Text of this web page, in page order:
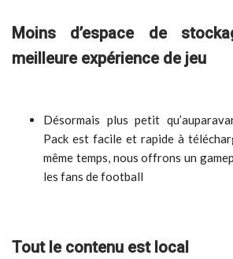
Moins d’espace de
meilleure expérience de jeu
Désormais plus petit
Pack est facile et rapide à
même temps, nous offrons un
les fans de football
Tout le contenu est local